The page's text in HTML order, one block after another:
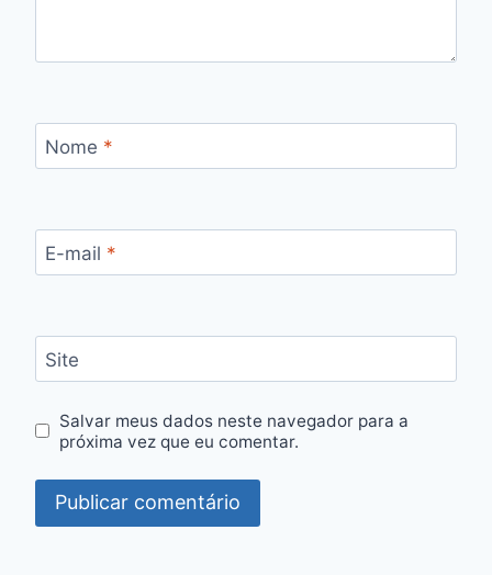
Nome *
E-mail *
Site
Salvar meus dados neste navegador para a
próxima vez que eu comentar.